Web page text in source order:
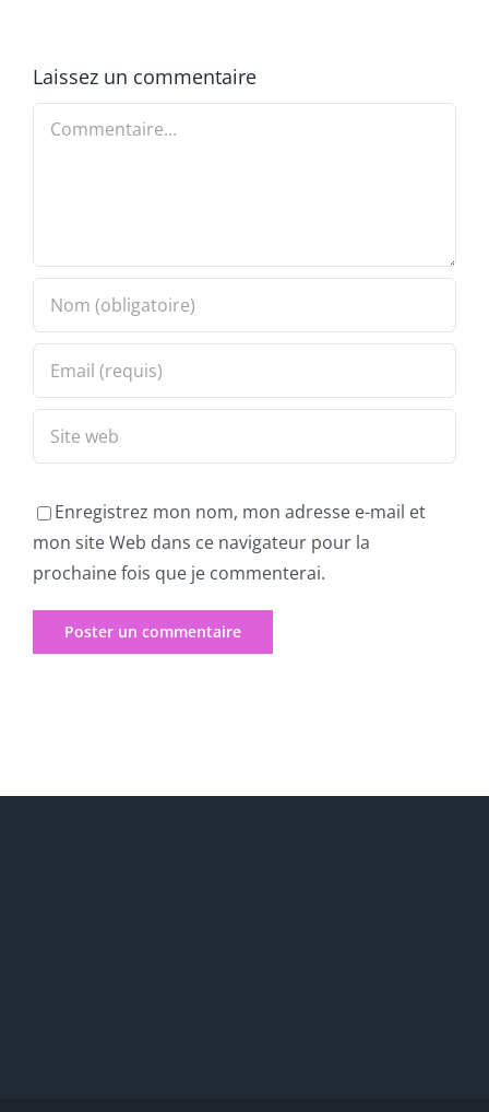
Laissez un commentaire
Commentaire
Enregistrez mon nom, mon adresse e-mail et
mon site Web dans ce navigateur pour la
prochaine fois que je commenterai.